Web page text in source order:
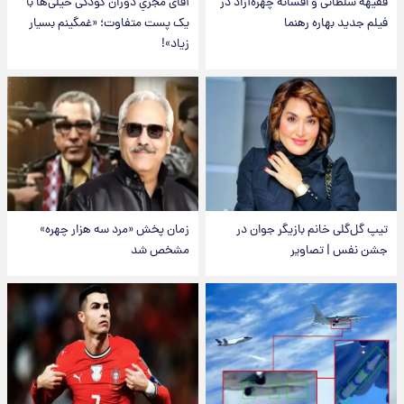
فیلم جدید بهاره رهنما
یک پست متفاوت؛ «غمگینم بسیار
زیاد»!
تیپ گل‌گلی خانم بازیگر جوان در
جشن نفس | تصاویر
زمان پخش «مرد سه هزار چهره»
مشخص شد